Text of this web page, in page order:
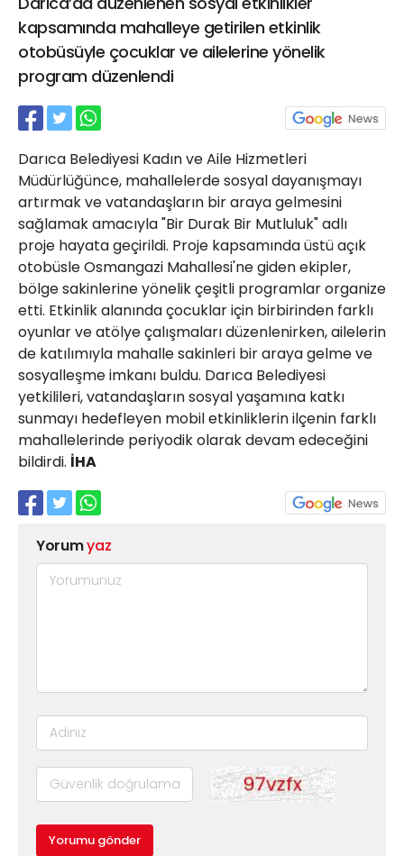
kapsamında mahalleye getirilen etkinlik
otobüsüyle çocuklar ve ailelerine yönelik
program düzenlendi
Darıca Belediyesi Kadın ve Aile Hizmetleri
Müdürlüğünce, mahallelerde sosyal dayanışmayı
artırmak ve vatandaşların bir araya gelmesini
sağlamak amacıyla "Bir Durak Bir Mutluluk" adlı
proje hayata geçirildi. Proje kapsamında üstü açık
otobüsle Osmangazi Mahallesi'ne giden ekipler,
bölge sakinlerine yönelik çeşitli programlar organize
etti. Etkinlik alanında çocuklar için birbirinden farklı
oyunlar ve atölye çalışmaları düzenlenirken, ailelerin
de katılımıyla mahalle sakinleri bir araya gelme ve
sosyalleşme imkanı buldu. Darıca Belediyesi
yetkilileri, vatandaşların sosyal yaşamına katkı
sunmayı hedefleyen mobil etkinliklerin ilçenin farklı
mahallelerinde periyodik olarak devam edeceğini
bildirdi. İHA
Yorumyaz
Yorumu gönder
21 Gölcük
02624132333